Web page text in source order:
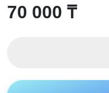
70 000 ₸
BONA